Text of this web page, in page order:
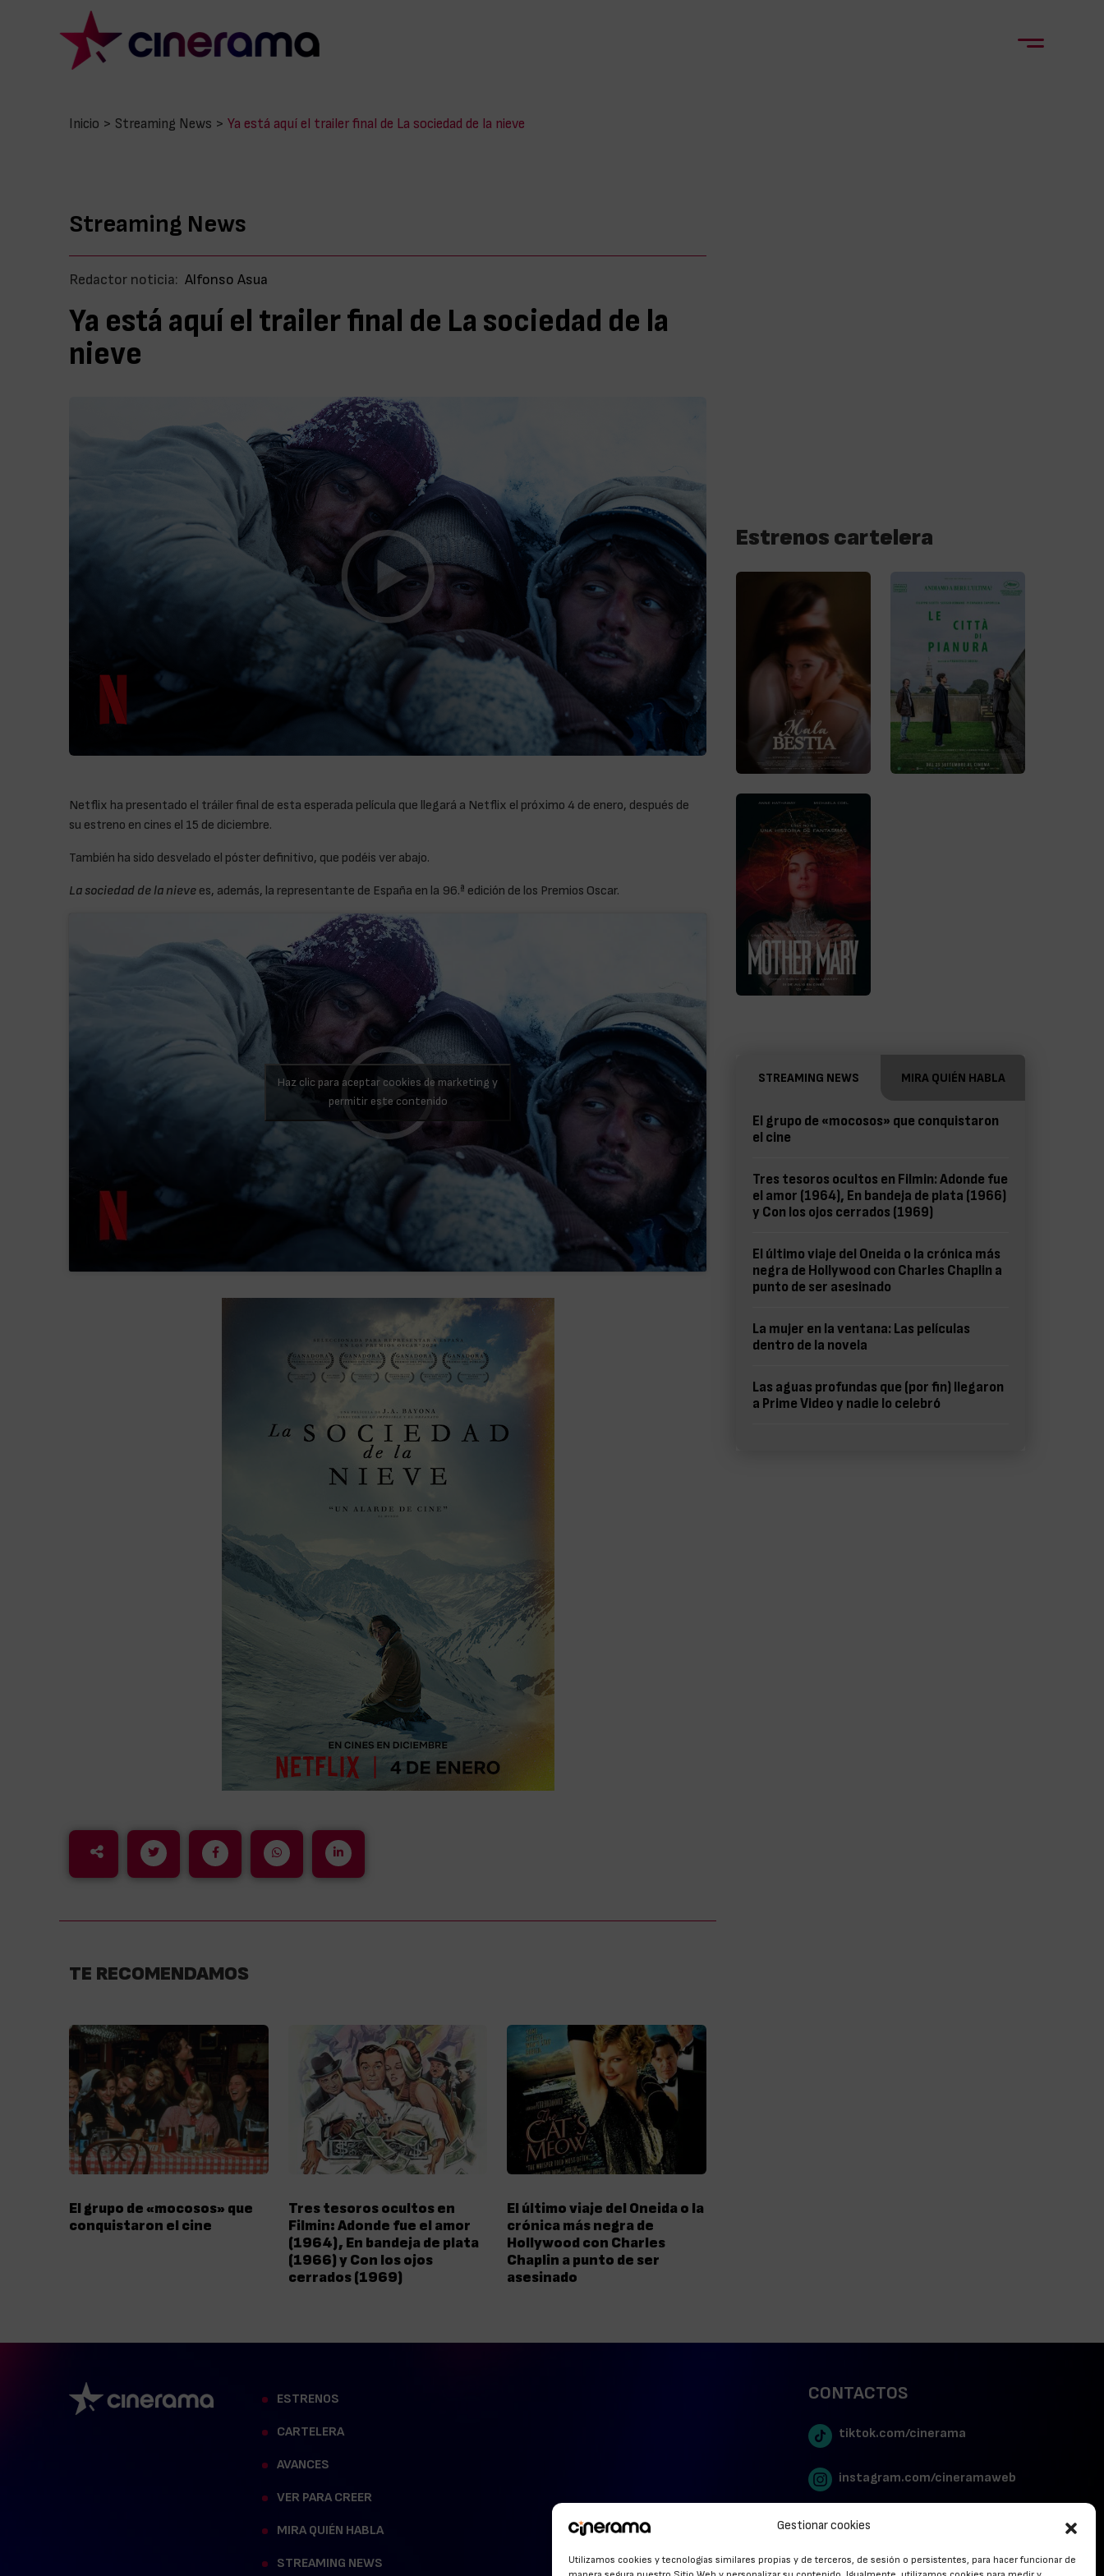
Gestionar cookies
Utilizamos cookies y tecnologías similares propias y de terceros, de sesión o persistentes, para hacer funcionar de
Inicio > Streaming News > Ya está aquí el trailer final de La sociedad de la nieve
Streaming News
Redactor noticia: Alfonso Asua
Ya está aquí el trailer final de La sociedad de la
nieve
Netflix ha presentado el tráiler final de esta esperada película que llegará a Netflix el próximo 4 de enero, después de
su estreno en cines el 15 de diciembre.
También ha sido desvelado el póster definitivo, que podéis ver abajo.
La sociedad de la nieve es, además, la representante de España en la 96.ª edición de los Premios Oscar.
Haz clic para aceptar cookies de marketing y
permitir este contenido
TE RECOMENDAMOS
El grupo de «mocosos» que
conquistaron el cine
Tres tesoros ocultos en
Filmin: Adonde fue el amor
(1964), En bandeja de plata
(1966) y Con los ojos
cerrados (1969)
El último viaje del Oneida o la
crónica más negra de
Hollywood con Charles
Chaplin a punto de ser
asesinado
Estrenos cartelera
STREAMING NEWS MIRA QUIÉN HABLA
El grupo de «mocosos» que conquistaron
el cine
Tres tesoros ocultos en Filmin: Adonde fue
el amor (1964), En bandeja de plata (1966)
y Con los ojos cerrados (1969)
El último viaje del Oneida o la crónica más
negra de Hollywood con Charles Chaplin a
punto de ser asesinado
La mujer en la ventana: Las películas
dentro de la novela
Las aguas profundas que (por fin) llegaron
a Prime Video y nadie lo celebró
ESTRENOS
CARTELERA
AVANCES
VER PARA CREER
MIRA QUIÉN HABLA
STREAMING NEWS
CONTACTOS
tiktok.com/cinerama
instagram.com/cineramaweb
twitter.com/cinerames
Youtube Canal Cinerama